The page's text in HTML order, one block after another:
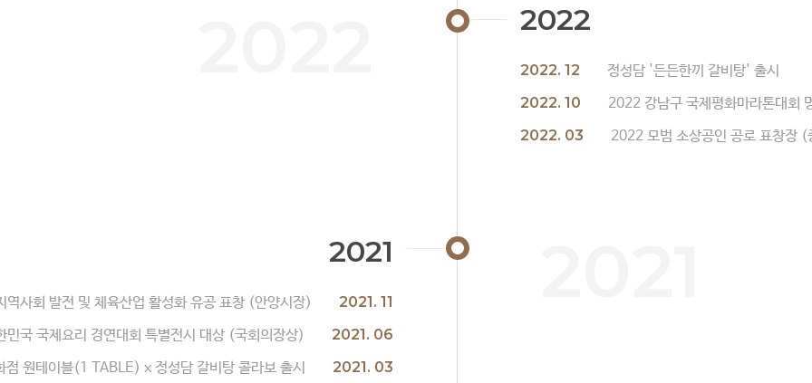
2022
2022. 12
정성담 '든든한끼 갈비탕' 출시
2022. 10
2022 강남구 국제평화마라톤대회
2022. 03
2022 모범 소상공인 공로 표창장 (
2021
역사회 발전 및 체육산업 활성화 유공 표창 (안양시장)
2021. 11
국 국제요리 경연대회 특별전시 대상 (국회의장상)
2021. 06
점 원테이블(1 TABLE) x 정성담 갈비탕 콜라보 출시
2021. 03